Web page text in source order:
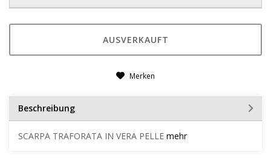
AUSVERKAUFT
Merken
Beschreibung
SCARPA TRAFORATA IN VERA PELLE mehr